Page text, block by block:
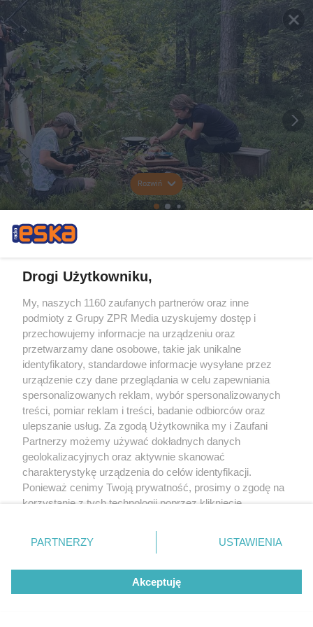
Rozwiń
Drogi Użytkowniku,
My, naszych 1160 zaufanych partnerów oraz inne
podmioty z Grupy ZPR Media uzyskujemy dostęp i
przechowujemy informacje na urządzeniu oraz
przetwarzamy dane osobowe, takie jak unikalne
identyfikatory, standardowe informacje wysyłane przez
urządzenie czy dane przeglądania w celu zapewniania
spersonalizowanych reklam, wybór spersonalizowanych
treści, pomiar reklam i treści, badanie odbiorców oraz
ulepszanie usług. Za zgodą Użytkownika my i Zaufani
Partnerzy możemy używać dokładnych danych
geolokalizacyjnych oraz aktywnie skanować
charakterystykę urządzenia do celów identyfikacji.
Ponieważ cenimy Twoją prywatność, prosimy o zgodę na
korzystanie z tych technologii poprzez kliknięcie
zmienić/wycofać klikając przycisk ustawień prywatności
znajdujący się w lewym dolnym rogu strony
rodzaje przetwarzania danych nie wymagają zgody
użytkownika, ale masz prawo sprzeciwić się takiemu
przetwarzaniu. Preferencje będą miały zastosowanie tylko
PARTNERZY USTAWIENIA
Akceptuję